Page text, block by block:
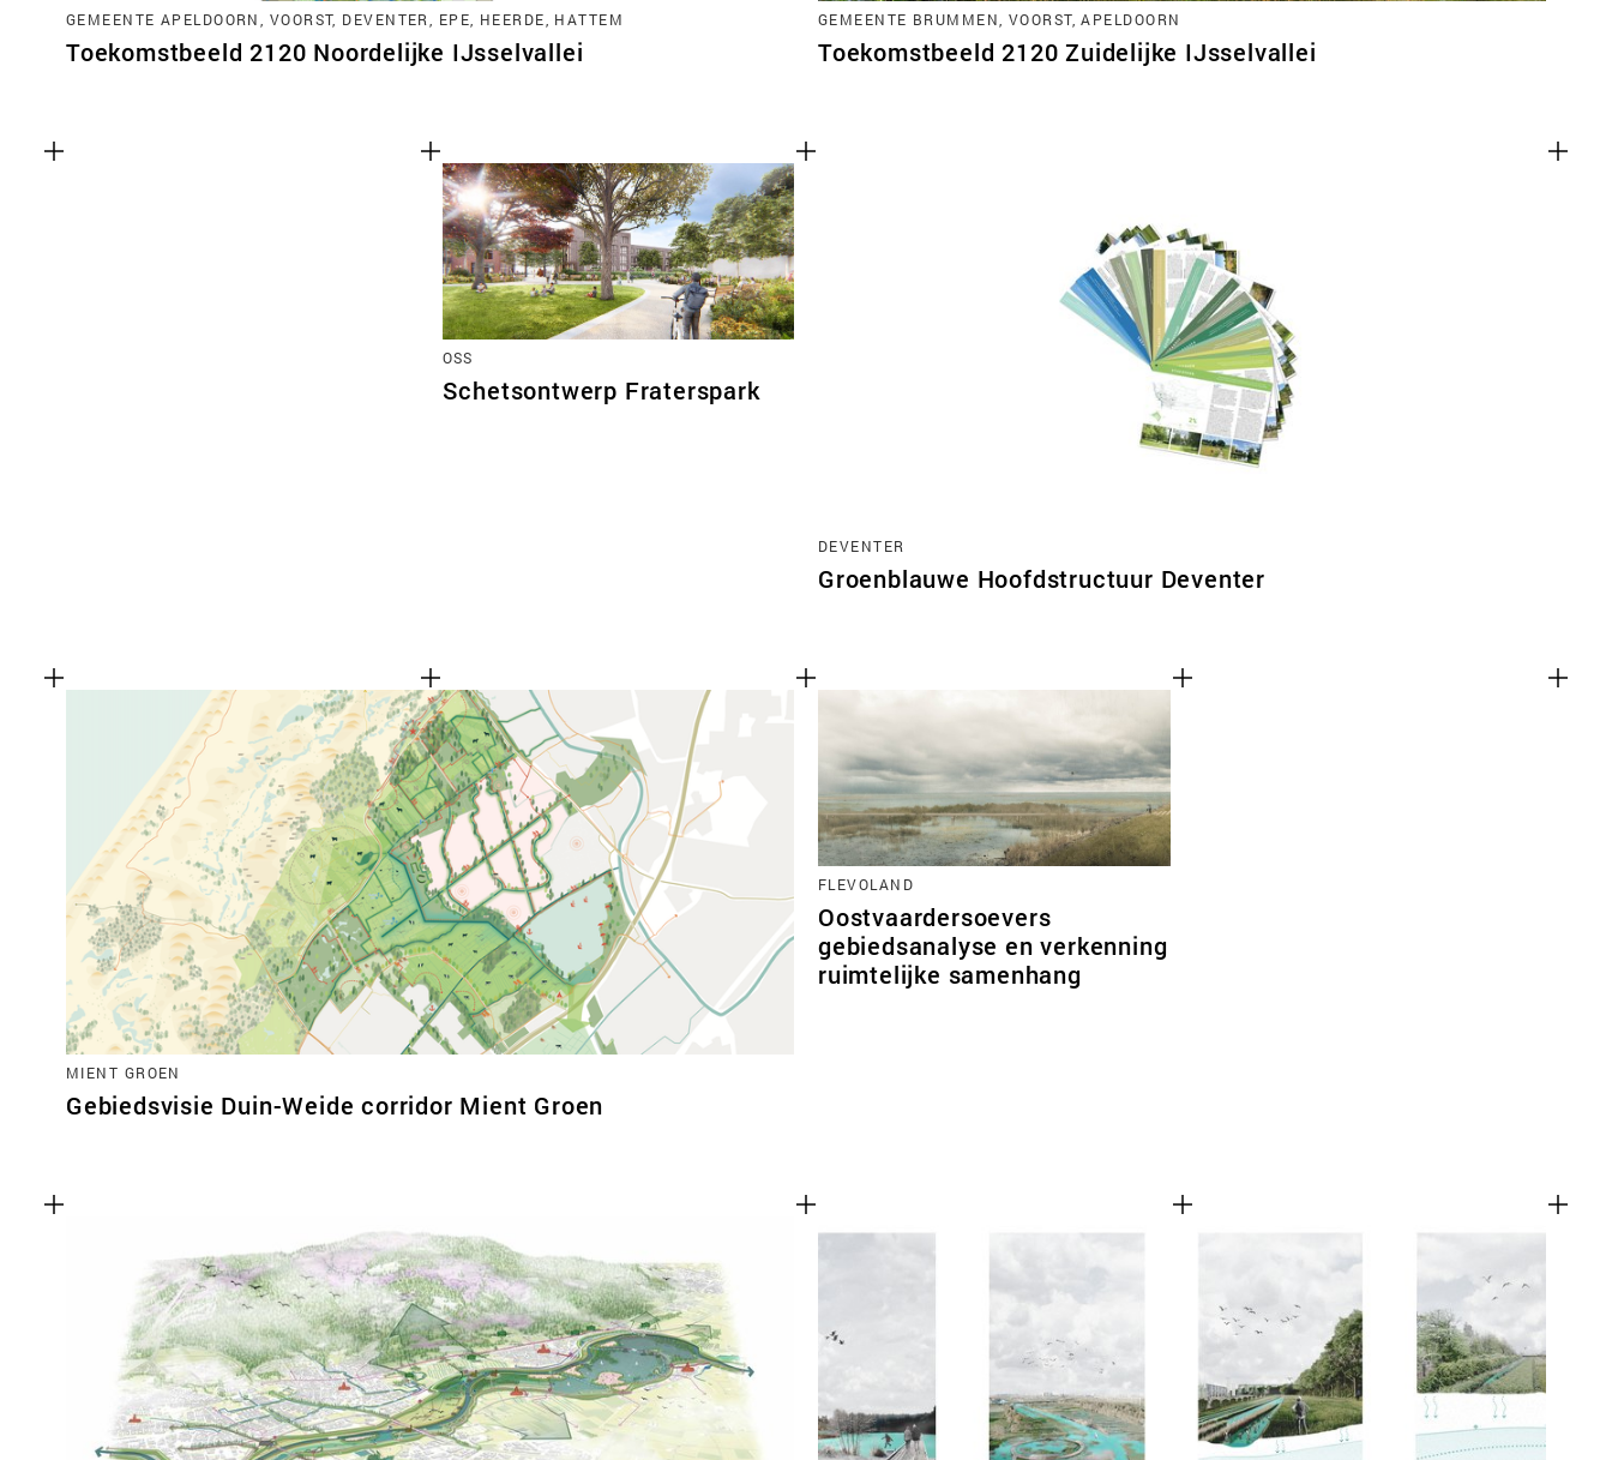
GEMEENTE APELDOORN, VOORST, DEVENTER, EPE, HEERDE, HATTEM
Toekomstbeeld 2120 Noordelijke IJsselvallei
GEMEENTE BRUMMEN, VOORST, APELDOORN
Toekomstbeeld 2120 Zuidelijke IJsselvallei
OSS
Schetsontwerp Fraterspark
DEVENTER
Groenblauwe Hoofdstructuur Deventer
MIENT GROEN
Gebiedsvisie Duin-Weide corridor Mient Groen
FLEVOLAND
Oostvaardersoevers
gebiedsanalyse en verkenning
ruimtelijke samenhang